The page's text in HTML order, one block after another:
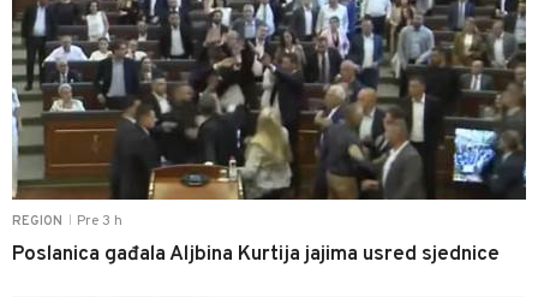
REGION Pre 3 h
Poslanica gađala Aljbina Kurtija jajima usred sjednice